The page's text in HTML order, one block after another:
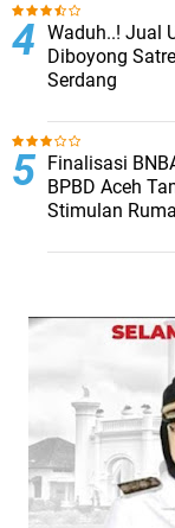
Waduh..! Jual
Diboyong
Serdang
Finalisasi
BPBD Aceh
Stimulan